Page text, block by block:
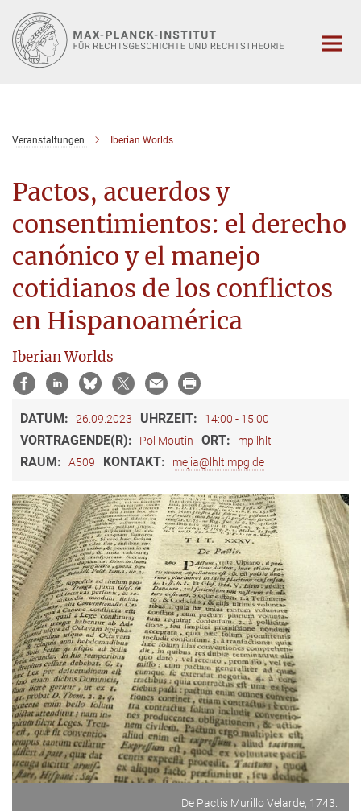
Hauptinhalt
Veranstaltungen Iberian Worlds
Pactos, acuerdos y
consentimientos: el derecho
canónico y el manejo
cotidianos de los conflictos
en Hispanoamérica
Iberian Worlds
DATUM: 26.09.2023 UHRZEIT: 14:00 - 15:00
VORTRAGENDE(R): Pol Moutin ORT: mpilhlt
RAUM: A509 KONTAKT: mejia@lhlt.mpg.de
De Pactis Murillo Velarde, 1743.